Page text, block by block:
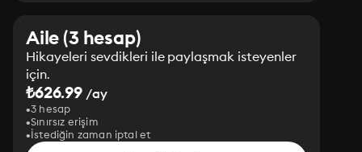
Aile (3 hesap)
Hikayeleri sevdikleri ile paylaşmak isteyenler
için.
₺626.99 /ay
3 hesap
Sınırsız erişim
İstediğin zaman iptal et